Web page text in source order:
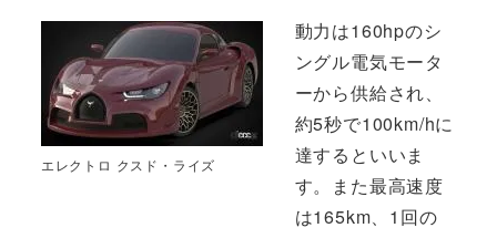
エレクトロ クスド・ライズ
動力は160hpのシ
ングル電気モータ
ーから供給され、
約5秒で100km/hに
達するといいま
す。また最高速度
は165km、1回の